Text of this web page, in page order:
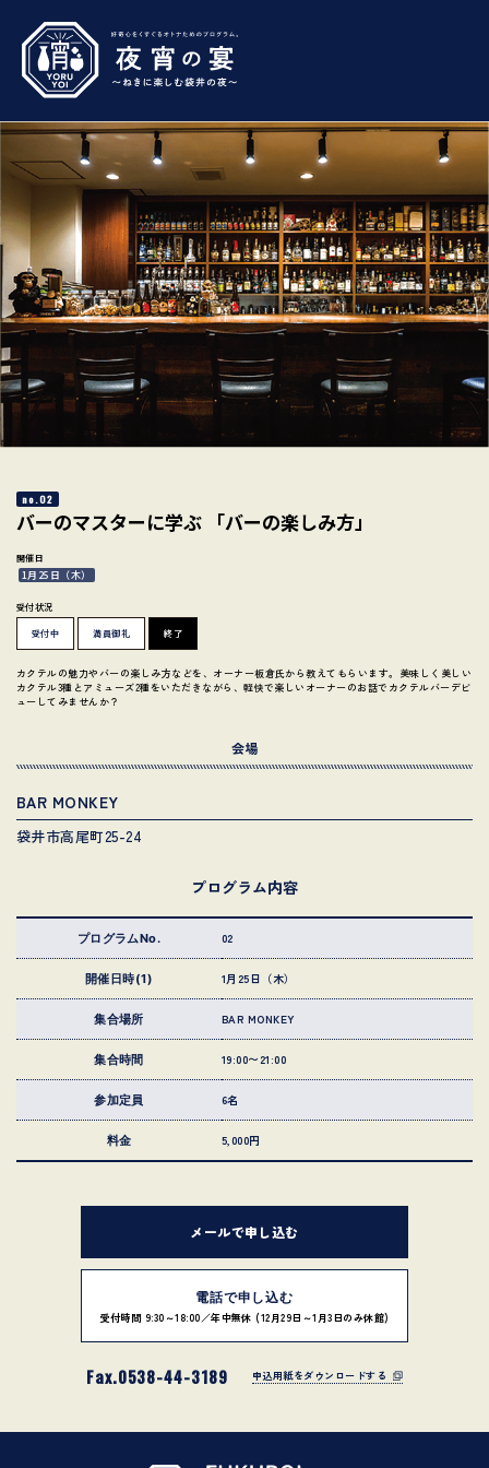
コ
テ
ツ
へ
ス
キ
ッ
プ
no.02
バーのマスターに学ぶ 「バーの楽しみ方」
開催日
1月25日（木）
受付状況
受付中 満員御礼 終了
カクテルの魅力やバーの楽しみ方などを、オーナー板倉氏から教えてもらいます。美味しく美しい
カクテル3種とアミューズ2種をいただきながら、軽快で楽しいオーナーのお話でカクテルバーデビ
ューしてみませんか？
会場
BAR MONKEY
袋井市高尾町25-24
プログラム内容
プログラムNo. 02
開催日時(1) 1月25日（木）
集合場所 BAR MONKEY
集合時間 19:00〜21:00
参加定員 6名
料金 5,000円
メールで申し込む
電話で申し込む
受付時間 9:30～18:00／年中無休 (12月29日～1月3日のみ休館)
Fax.0538-44-3189 申込用紙をダウンロードする